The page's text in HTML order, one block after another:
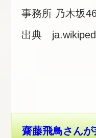
事務所 乃木坂
出典
齋藤飛鳥さん